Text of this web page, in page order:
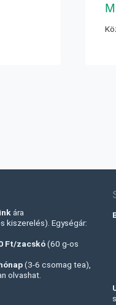
ára
kiszerelés). Egységár:
Ft/zacskó(60 g-os
(3-6 csomag tea),
olvashat.